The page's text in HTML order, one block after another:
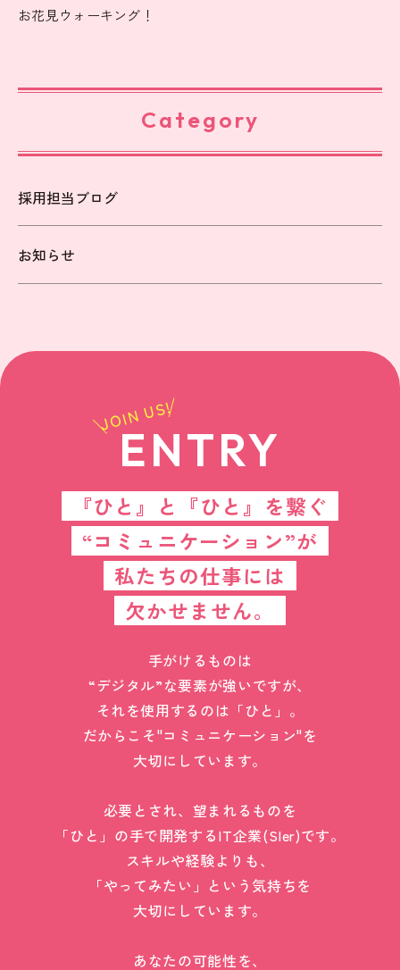
お花見ウォーキング！
Category
採用担当ブログ
お知らせ
JOIN US!
ENTRY
『ひと』と『ひと』を繋ぐ
“コミュニケーション”が
私たちの仕事には
欠かせません。
手がけるものは
“デジタル”な要素が強いですが、
それを使用するのは「ひと」。
だからこそ"コミュニケーション"を
大切にしています。
必要とされ、望まれるものを
「ひと」の手で開発するIT企業(SIer)です。
スキルや経験よりも、
「やってみたい」という気持ちを
大切にしています。
あなたの可能性を、